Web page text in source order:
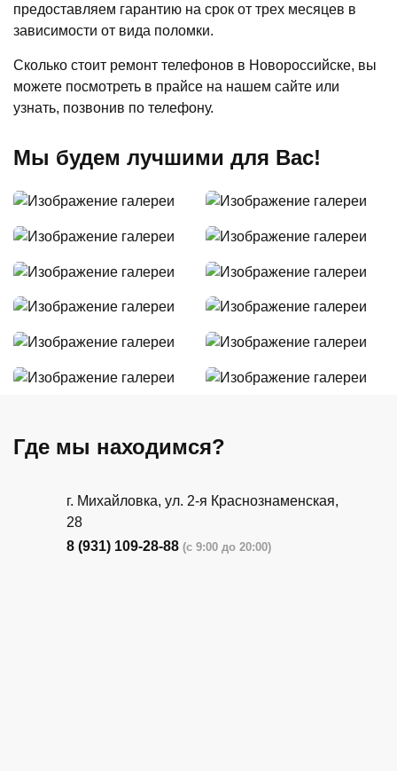
предоставляем гарантию на срок от трех месяцев в
зависимости от вида поломки.
Сколько стоит ремонт телефонов в Новороссийске, вы
можете посмотреть в прайсе на нашем сайте или
узнать, позвонив по телефону.
Мы будем лучшими для Вас!
Где мы находимся?
г. Михайловка, ул. 2-я Краснознаменская,
28
8 (931) 109-28-88 (с 9:00 до 20:00)